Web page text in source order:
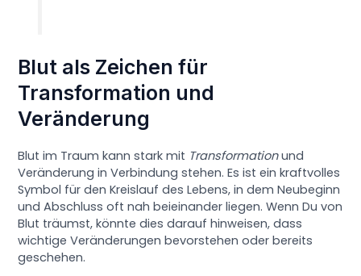
Blut als Zeichen für
Transformation und
Veränderung
Blut im Traum kann stark mit Transformationund
Veränderung in Verbindung stehen. Es ist ein kraftvolles
Symbol für den Kreislauf des Lebens, in dem Neubeginn
und Abschluss oft nah beieinander liegen. Wenn Du von
Blut träumst, könnte dies darauf hinweisen, dass
wichtige Veränderungen bevorstehen oder bereits
geschehen.